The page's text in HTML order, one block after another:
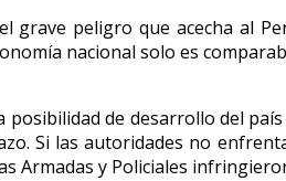
grave peligro que acecha al
nacional solo es
de desarrollo del
Si las autoridades no
Armadas y Policiales